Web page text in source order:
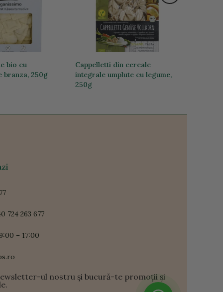
bio cu
branza, 250g
Cappelletti din cereale
integrale umplute cu legume,
250g
724 263 677
– 17:00
ul nostru și bucură-te promoții și